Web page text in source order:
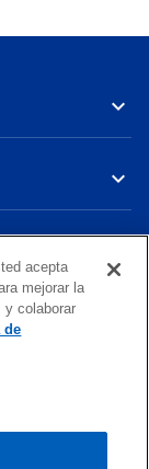
sociedad chilena
global
Limited,
acepta
mejorar la
y colaborar
de